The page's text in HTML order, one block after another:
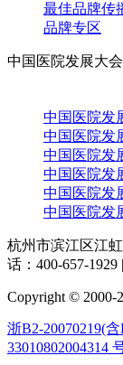
最佳品牌传
品牌专区
中国医院发展大会
中国医院发
中国医院发
中国医院发
中国医院发
中国医院发
中国医院发
杭州市滨江区江
话：400-657-1929 |
Copyright © 2000-
浙B2-20070219(
33010802004314